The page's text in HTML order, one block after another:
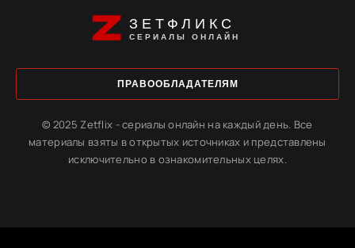
ЗЕТФЛИКС
СЕРИАЛЫ ОНЛАЙН
ПРАВООБЛАДАТЕЛЯМ
© 2025 Zetflix - сериалы онлайн на каждый день. Все
материалы взяты в открытых источниках и представлены
исключительно в ознакомительных целях.